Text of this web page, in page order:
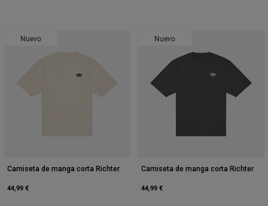
Nuevo
Camiseta de manga corta Richter
44,99 €
Nuevo
Camiseta de manga corta Richter
44,99 €